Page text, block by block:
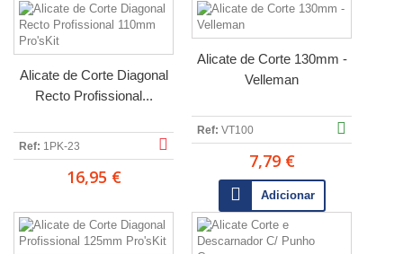
Alicate de Corte Diagonal
Recto Profissional...
Ref: 1PK-23
16,95 €
Alicate de Corte 130mm -
Velleman
Ref: VT100
7,79 €
Adicionar